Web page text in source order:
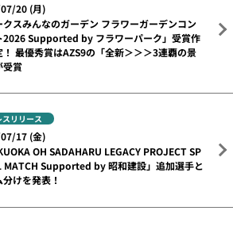
20 (月)
クスみんなのガーデン フラワーガーデンコン
2026 Supported by フラワーパーク」受賞作
！ 最優秀賞はAZS9の「全新＞＞＞3連覇の景
受賞
スリリース
17 (金)
OH SADAHARU LEGACY PROJECT SP
MATCH Supported by 昭和建設」追加選手と
けを発表！